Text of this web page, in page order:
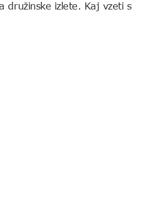
družinske izlete. Kaj vzeti s